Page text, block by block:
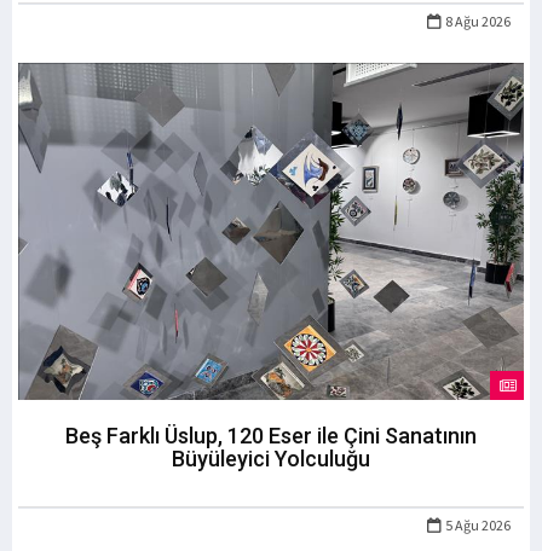
8 Ağu 2026
Beş Farklı Üslup, 120 Eser ile Çini Sanatının
Büyüleyici Yolculuğu
5 Ağu 2026